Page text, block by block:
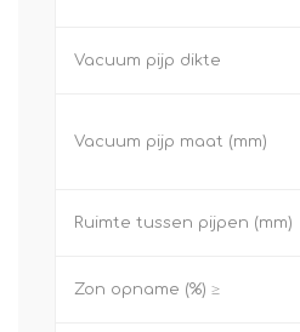
Vacuum pijp dikte
Vacuum pijp maat (mm)
Ruimte tussen pijpen (mm)
Zon opname (%) ≥